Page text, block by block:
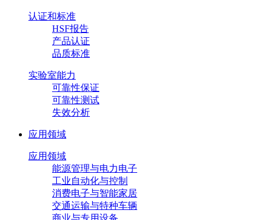
认证和标准
HSF报告
产品认证
品质标准
实验室能力
可靠性保证
可靠性测试
失效分析
应用领域
应用领域
能源管理与电力电子
工业自动化与控制
消费电子与智能家居
交通运输与特种车辆
商业与专用设备